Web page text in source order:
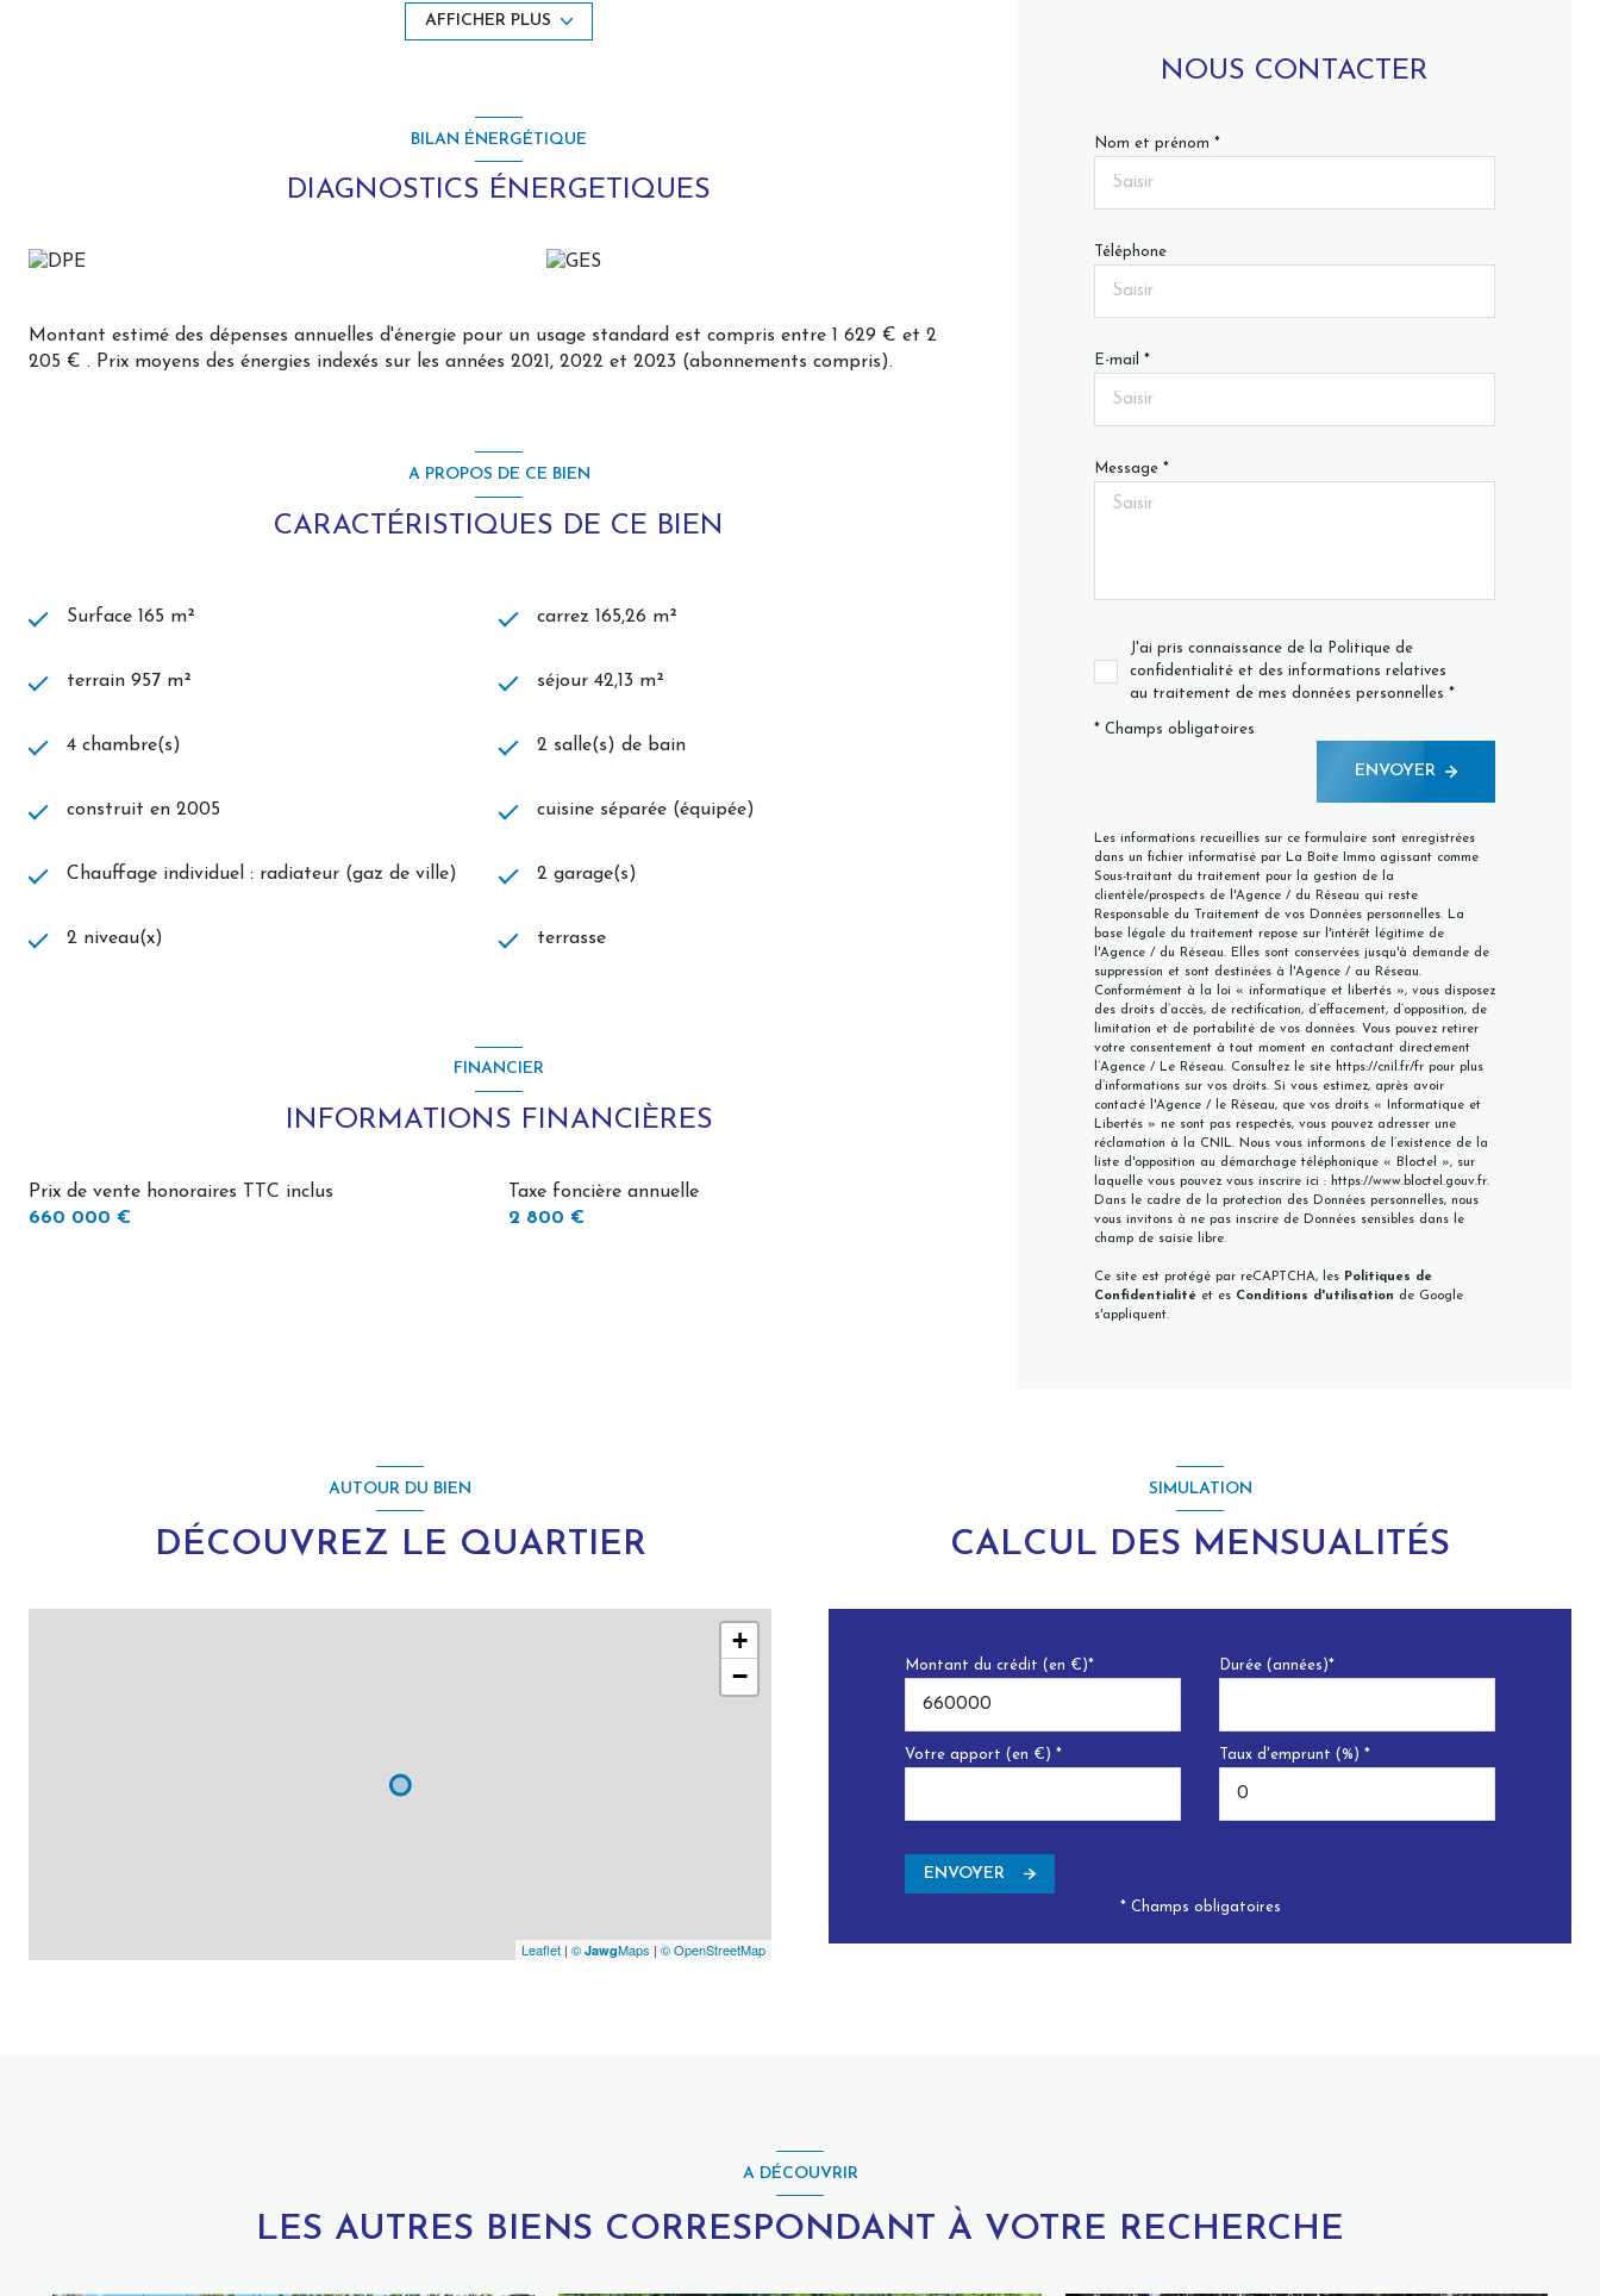
Dès l'entrée, vous serez accueillis par un vaste hall d'environ
lumineuse et chaleureuse, développe près de42 m²et s'ouvre sur une agréable véranda de
Le rez-de-chaussée propose également une belle chambre de14 m²
permettant une vie de plain-pied particulièrement confortable.
ainsi qu'une seconde salle de bains.
carrelé, abri bois, abri de jardin et un terrain clos et parfaitement entretenu de
957 m²
, idéal pour profiter
des beaux jours en toute tranquillité.
Vaste séjour lumineux de 42 m².
4 chambres.
Terrain clos de 957 m².
irréprochable se conjuguent pour offrir un cadre de vie privilégié. Une visite s'impose pour apprécier tout le
potentiel de cette belle demeure.
Autres photos sur demande
DPE : C
GES : C
AFFICHER PLUS
BILAN ÉNERGÉTIQUE
DIAGNOSTICS ÉNERGETIQUES
Montant estimé des dépenses annuelles d'énergie pour un usage standard est compris entre 1 629 € et 2
205 € . Prix moyens des énergies indexés sur les années 2021, 2022 et 2023 (abonnements compris).
A PROPOS DE CE BIEN
CARACTÉRISTIQUES DE CE BIEN
Surface 165 m² carrez 165,26 m²
terrain 957 m² séjour 42,13 m²
4 chambre(s) 2 salle(s) de bain
construit en 2005 cuisine séparée (équipée)
Chauffage individuel : radiateur (gaz de ville) 2 garage(s)
2 niveau(x) terrasse
FINANCIER
INFORMATIONS FINANCIÈRES
Prix de vente honoraires TTC inclus
660 000 €
Taxe foncière annuelle
2 800 €
NOUS CONTACTER
Nom et prénom *
Téléphone
E-mail *
Message *
J'ai pris connaissance de la Politique de
confidentialité et des informations relatives
au traitement de mes données personnelles *
* Champs obligatoires
ENVOYER
Les informations recueillies sur ce formulaire sont enregistrées
dans un fichier informatisé par La Boite Immo agissant comme
Sous-traitant du traitement pour la gestion de la
clientèle/prospects de l'Agence / du Réseau qui reste
Responsable du Traitement de vos Données personnelles. La
base légale du traitement repose sur l'intérêt légitime de
l'Agence / du Réseau. Elles sont conservées jusqu'à demande de
suppression et sont destinées à l'Agence / au Réseau.
Conformément à la loi « informatique et libertés », vous disposez
des droits d’accès, de rectification, d’effacement, d’opposition, de
limitation et de portabilité de vos données. Vous pouvez retirer
votre consentement à tout moment en contactant directement
l’Agence / Le Réseau. Consultez le site https://cnil.fr/frpour plus
d’informations sur vos droits. Si vous estimez, après avoir
contacté l'Agence / le Réseau, que vos droits « Informatique et
Libertés » ne sont pas respectés, vous pouvez adresser une
réclamation à la CNIL. Nous vous informons de l’existence de la
liste d'opposition au démarchage téléphonique « Bloctel », sur
laquelle vous pouvez vous inscrire ici : https://www.bloctel.gouv.fr.
Dans le cadre de la protection des Données personnelles, nous
vous invitons à ne pas inscrire de Données sensibles dans le
champ de saisie libre.
Ce site est protégé par reCAPTCHA, les Politiques de
Confidentialitéet es Conditions d'utilisation de Google
s'appliquent.
AUTOUR DU BIEN
DÉCOUVREZ LE QUARTIER
+
−
Leaflet | © JawgMaps | © OpenStreetMap
SIMULATION
CALCUL DES MENSUALITÉS
Montant du crédit (en €)* Durée (années)*
Votre apport (en €) * Taux d'emprunt (%) *
ENVOYER
* Champs obligatoires
A DÉCOUVRIR
LES AUTRES BIENS CORRESPONDANT À VOTRE RECHERCHE